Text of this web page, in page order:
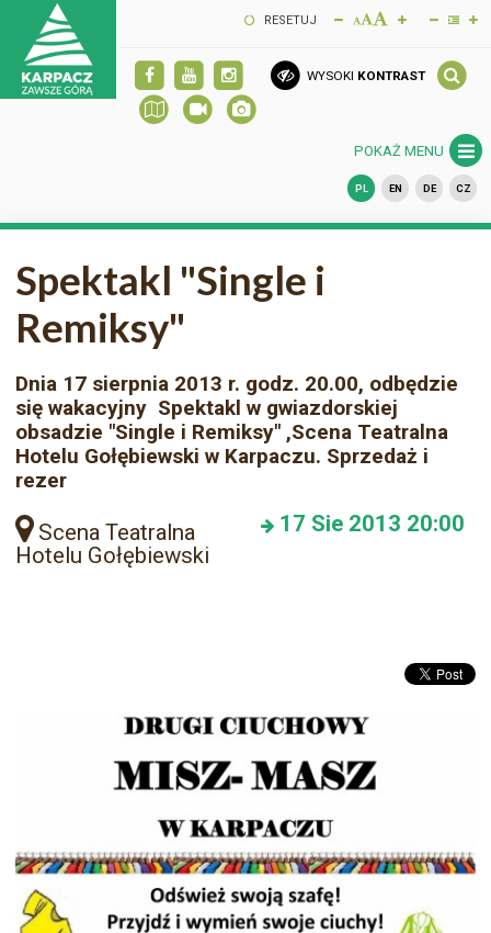
RESETUJ
WYSOKI KONTRAST
POKAŻ MENU
PL EN DE CZ
Spektakl "Single i
Remiksy"
Dnia 17 sierpnia 2013 r. godz. 20.00, odbędzie
się wakacyjny Spektakl w gwiazdorskiej
obsadzie "Single i Remiksy" ,Scena Teatralna
Hotelu Gołębiewski w Karpaczu. Sprzedaż i
rezer
Scena Teatralna
Hotelu Gołębiewski
17 Sie 2013 20:00